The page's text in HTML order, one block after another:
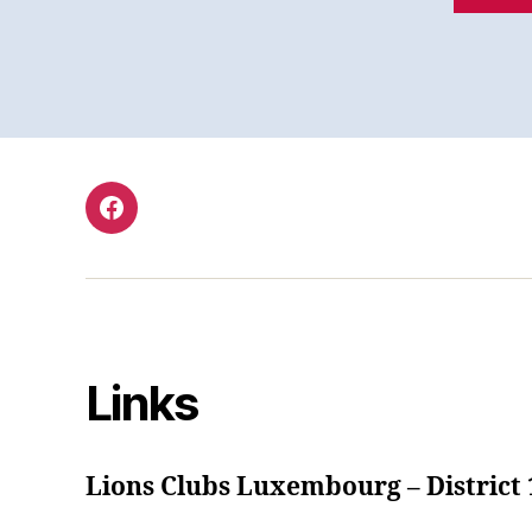
Facebook
Links
Lions Clubs Luxembourg – District